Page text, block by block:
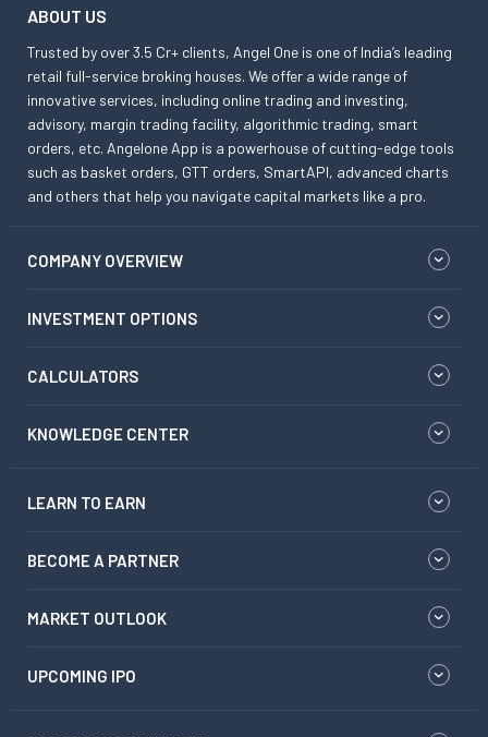
ABOUT US
Trusted by over 3.5 Cr+ clients, Angel One is one of India’s leading
retail full-service broking houses. We offer a wide range of
innovative services, including online trading and investing,
advisory, margin trading facility, algorithmic trading, smart
orders, etc. Angelone App is a powerhouse of cutting-edge tools
such as basket orders, GTT orders, SmartAPI, advanced charts
and others that help you navigate capital markets like a pro.
COMPANY OVERVIEW
INVESTMENT OPTIONS
CALCULATORS
KNOWLEDGE CENTER
LEARN TO EARN
BECOME A PARTNER
MARKET OUTLOOK
UPCOMING IPO